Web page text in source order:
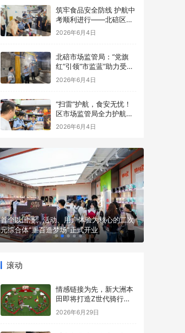
筑牢食品安全防线 护航中
考顺利进行——北碚区茨
竹镇开展华蓥中学中考考
点食品安全考前检查
2026年6月4日
北碚市场监管局：“党旗
红”引领“市监蓝”助力受灾
食品生产经营主体复工复
2026年6月4日
“扫雷”护航，食安无忧！
区市场监管局全力护航中
高考
2026年6月4日
首个以国漫、活动、用户体验为核心的二次
元综合体“重百造梦场”正式开业
滚动
情感链接为先，新大洲本
田即将打造Z世代骑行内
容新标杆
2026年6月29日